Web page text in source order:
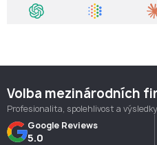
Volba mezinárodních
Profesionalita, spolehlivost a
Google Reviews
5.0